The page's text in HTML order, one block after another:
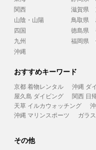
関西
滋賀県
山陰・山陽
鳥取県
四国
徳島県
九州
福岡県
沖縄
おすすめキーワード
京都 着物レンタル 沖縄 ダ
屋久島 ダイビング
関西 日
天草 イルカウォッチング
沖縄 マリンスポーツ
ガラ
その他